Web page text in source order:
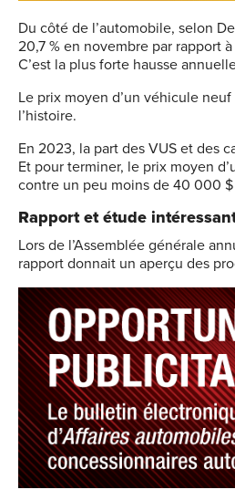
Du côté de l’automobile, selon
20,7 % en novembre par rapport
C’est la plus forte hausse
Le prix moyen d’un véhicule
l’histoire.
En 2023, la part des VUS et des
Et pour terminer, le prix moyen
contre un peu moins de 40 000
Rapport et étude
Lors de l’Assemblée générale
rapport donnait un aperçu des